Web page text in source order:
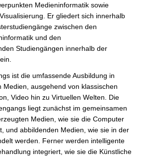
Medieninformatik sowie
Er gliedert sich innerhalb
zwischen den
und den
Studiengängen innerhalb der
ist die umfassende Ausbildung in
Medien, ausgehend von klassischen
Video hin zu Virtuellen Welten. Die
liegt zunächst im gemeinsamen
Medien, wie sie die Computer
und abbildenden Medien, wie sie in der
werden. Ferner werden intelligente
integriert, wie sie die Künstliche